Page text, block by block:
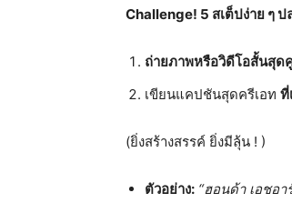
Challenge! 5 สเต็ปง่าย ๆ
ถ่ายภาพหรือวิดีโอสั้นสุด
เขียนแคปชันสุดครีเอท ที่
(ยิ่งสร้างสรรค์ ยิ่งมีลุ้น ! )
ตัวอย่าง: “ฮอนด้า เอชอ